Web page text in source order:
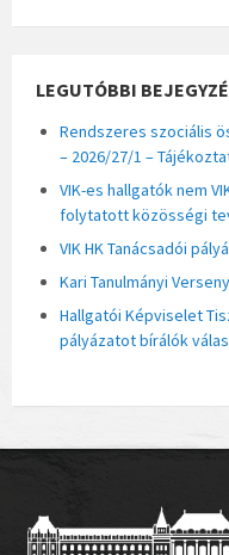
LEGUTÓBBI
Rendszeres szociális
– 2026/27/1 –
VIK-es hallgatók nem
folytatott közösségi
VIK HK Tanácsadói
Kari Tanulmányi
Hallgatói Képviselet
pályázatot bírálók